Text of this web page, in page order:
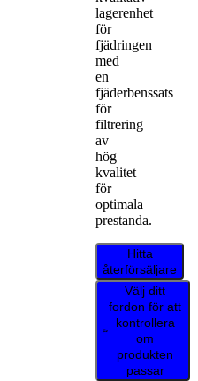
lagerenhet
för
fjädringen
med
en
fjäderbenssats
för
filtrering
av
hög
kvalitet
för
optimala
prestanda.
Hitta
återförsäljare
Välj ditt
fordon för att
kontrollera
om
produkten
passar